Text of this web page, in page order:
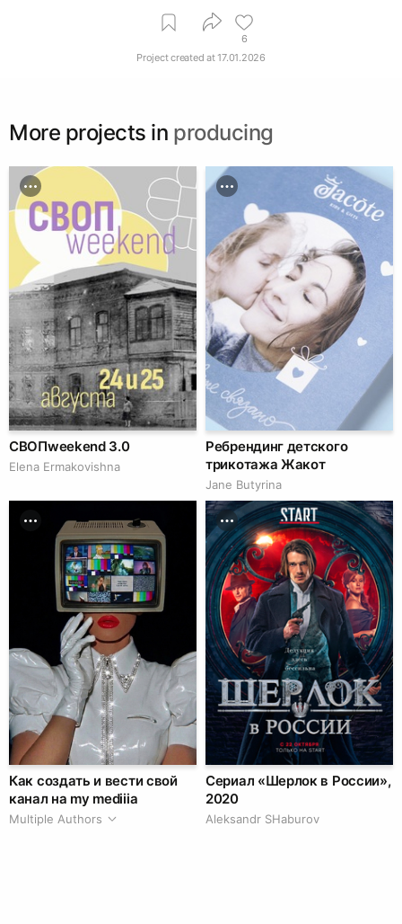
6
Project created at17.01.2026
More projects in producing
СВОПweekend 3.0
Elena Ermakovishna
Ребрендинг детского
трикотажа Жакот
Jane Butyrina
Как создать и вести свой
канал на my mediiia
Multiple Authors
Сериал «Шерлок в России»,
2020
Аleksandr SHaburov